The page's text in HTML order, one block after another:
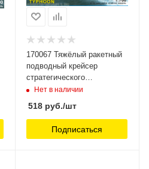
170067 Тяжёлый ракетный
подводный крейсер
стратегического
назначения Тайфун
Нет в наличии
518руб./шт
Подписаться